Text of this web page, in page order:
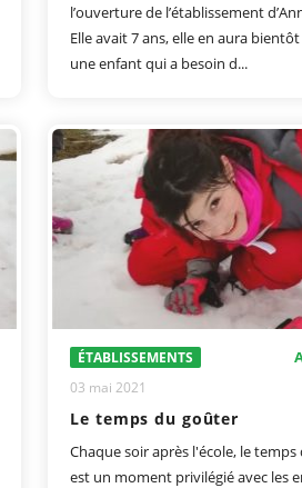
l’ouverture de l’établissement
Elle avait 7 ans, elle en aura bientôt
une enfant qui a besoin d...
ÉTABLISSEMENTS
03 mai 2021
Le temps du goûter
Chaque soir après l'école, le
est un moment privilégié avec les